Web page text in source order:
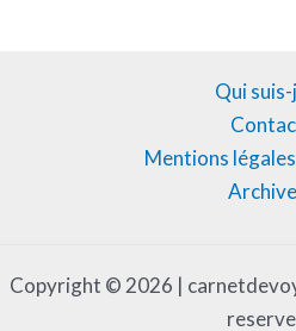
Qui suis-
Mentions
Copyright © 2026 |